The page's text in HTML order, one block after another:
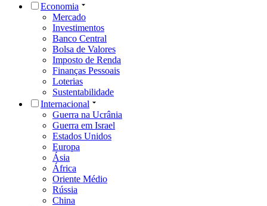
Economia
Mercado
Investimentos
Banco Central
Bolsa de Valores
Imposto de Renda
Finanças Pessoais
Loterias
Sustentabilidade
Internacional
Guerra na Ucrânia
Guerra em Israel
Estados Unidos
Europa
Ásia
África
Oriente Médio
Rússia
China